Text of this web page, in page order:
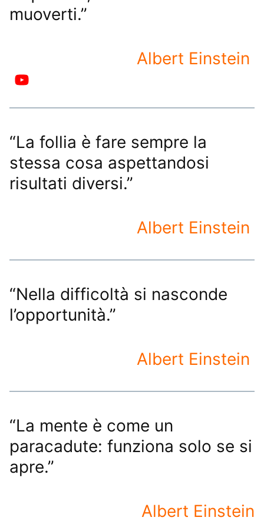
muoverti.”
Albert Einstein
“La follia è fare sempre la
stessa cosa aspettandosi
risultati diversi.”
Albert Einstein
“Nella difficoltà si nasconde
l’opportunità.”
Albert Einstein
“La mente è come un
paracadute: funziona solo se si
apre.”
Albert Einstein